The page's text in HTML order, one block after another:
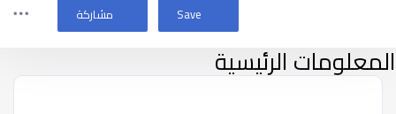
مشاركة
المعلومات الرئيسية